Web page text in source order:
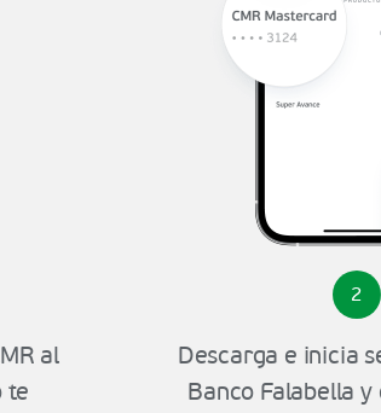
al
te
2
Descarga e inicia
Banco Falabella